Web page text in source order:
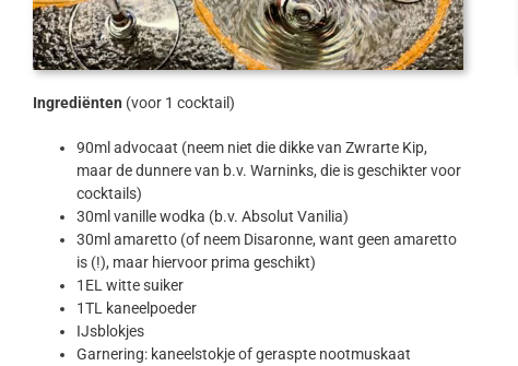
Ingrediënten (voor 1 cocktail)
90ml advocaat (neem niet die dikke van Zwrarte Kip,
maar de dunnere van b.v. Warninks, die is geschikter voor
cocktails)
30ml vanille wodka (b.v. Absolut Vanilia)
30ml amaretto (of neem Disaronne, want geen amaretto
is (!), maar hiervoor prima geschikt)
1EL witte suiker
1TL kaneelpoeder
IJsblokjes
Garnering: kaneelstokje of geraspte nootmuskaat